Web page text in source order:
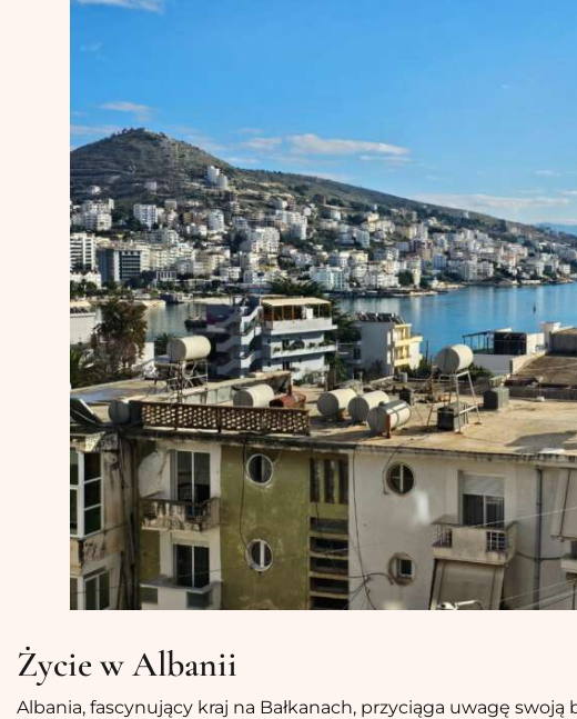
Życie w Albanii
Albania, fascynujący kraj na Bałkanach, przyciąga uwagę